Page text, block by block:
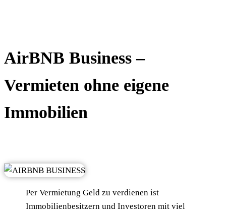
AirBNB Business –
Vermieten ohne eigene
Immobilien
Per Vermietung Geld zu verdienen ist
Immobilienbesitzern und Investoren mit viel